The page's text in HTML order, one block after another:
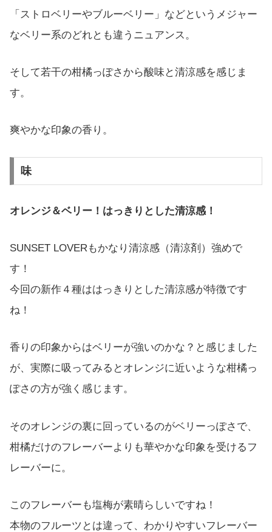
「ストロベリーやブルーベリー」などというメジャー
なベリー系のどれとも違うニュアンス。
そして若干の柑橘っぽさから酸味と清涼感を感じま
す。
爽やかな印象の香り。
味
オレンジ＆ベリー！はっきりとした清涼感！
SUNSET LOVERもかなり清涼感（清涼剤）強めで
す！
今回の新作４種ははっきりとした清涼感が特徴です
ね！
香りの印象からはベリーが強いのかな？と感じました
が、実際に吸ってみるとオレンジに近いような柑橘っ
ぽさの方が強く感じます。
そのオレンジの裏に回っているのがベリーっぽさで、
柑橘だけのフレーバーよりも華やかな印象を受けるフ
レーバーに。
このフレーバーも塩梅が素晴らしいですね！
本物のフルーツとは違って、わかりやすいフレーバー